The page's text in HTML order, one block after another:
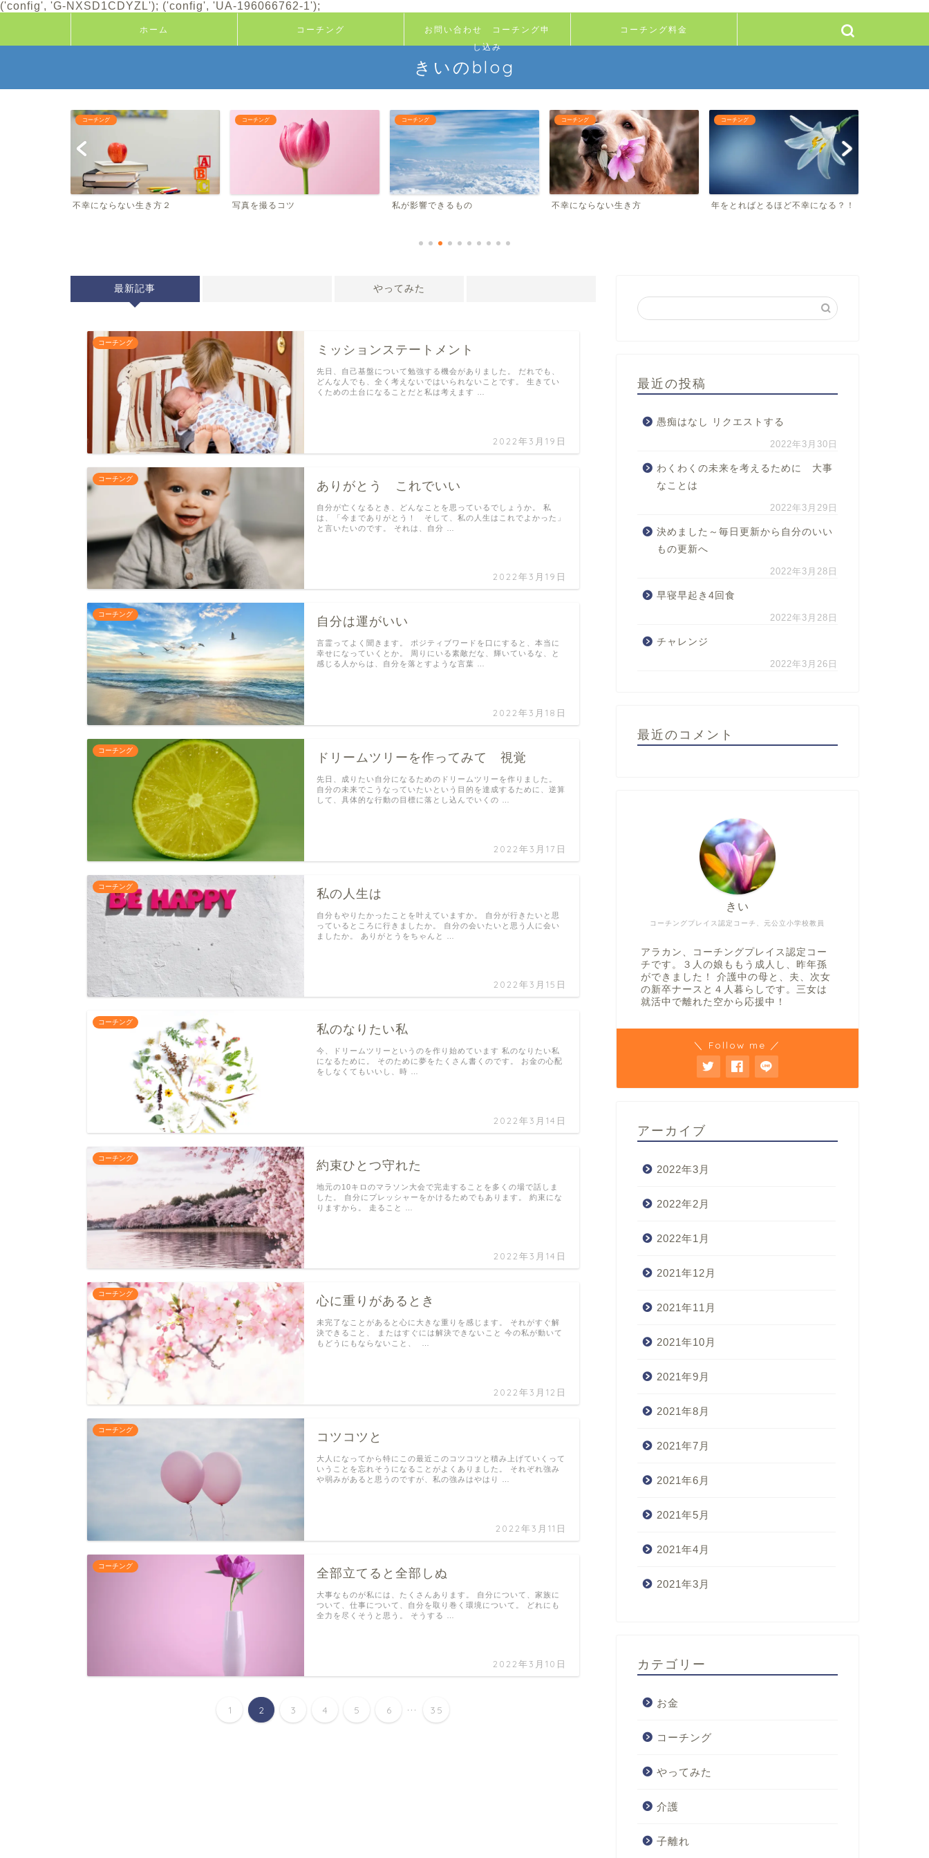
('config', 'G-NXSD1CDYZL'); ('config', 'UA-196066762-1');
ホーム コーチング
お問い合わせ コーチング申
し込み
コーチング料金
きいのblog
コーチング
不幸にならない生き方２
コーチング
写真を撮るコツ
コーチング
私が影響できるもの
コーチング
不幸にならない生き方
コーチング
年をとればとるほど不幸になる？！
最新記事 やってみた
コーチング
ミッションステートメント
2022年3月19日
先日、自己基盤について勉強する機会がありました。 だれでも、
どんな人でも、全く考えないではいられないことです。 生きてい
くための土台になることだと私は考えます …
コーチング
ありがとう これでいい
2022年3月19日
自分が亡くなるとき、どんなことを思っているでしょうか。 私
は、「今までありがとう！ そして、私の人生はこれでよかった」
と言いたいのです。 それは、自分 …
コーチング
自分は運がいい
2022年3月18日
言霊ってよく聞きます。 ポジティブワードを口にすると、本当に
幸せになっていくとか。 周りにいる素敵だな、輝いているな、と
感じる人からは、自分を落とすような言葉 …
コーチング
ドリームツリーを作ってみて 視覚
2022年3月17日
先日、成りたい自分になるためのドリームツリーを作りました。
自分の未来でこうなっていたいという目的を達成するために、逆算
して、具体的な行動の目標に落とし込んでいくの …
コーチング
私の人生は
2022年3月15日
自分もやりたかったことを叶えていますか。 自分が行きたいと思
っているところに行きましたか。 自分の会いたいと思う人に会い
ましたか。 ありがとうをちゃんと …
コーチング
私のなりたい私
2022年3月14日
今、ドリームツリーというのを作り始めています 私のなりたい私
になるために。 そのために夢をたくさん書くのです。 お金の心配
をしなくてもいいし、時 …
コーチング
約束ひとつ守れた
2022年3月14日
地元の10キロのマラソン大会で完走することを多くの場で話しま
した。 自分にプレッシャーをかけるためでもあります。 約束にな
りますから。 走ること …
コーチング
心に重りがあるとき
2022年3月12日
未完了なことがあると心に大きな重りを感じます。 それがすぐ解
決できること、 またはすぐには解決できないこと 今の私が動いて
もどうにもならないこと、 …
コーチング
コツコツと
2022年3月11日
大人になってから特にこの最近このコツコツと積み上げていくって
いうことを忘れそうになることがよくありました。 それぞれ強み
や弱みがあると思うのですが、私の強みはやはり …
コーチング
全部立てると全部しぬ
2022年3月10日
大事なものが私には、たくさんあります。 自分について、家族に
ついて、仕事について、自分を取り巻く環境について。 どれにも
全力を尽くそうと思う。 そうする …
1 2 3 4 5 6 ... 35
最近の投稿
愚痴はなし リクエストする
2022年3月30日
わくわくの未来を考えるために 大事
なことは
2022年3月29日
決めました～毎日更新から自分のいい
もの更新へ
2022年3月28日
早寝早起き4回食
2022年3月28日
チャレンジ
2022年3月26日
最近のコメント
コーチングプレイス認定コーチ、元公立小学校教員
きい
アラカン、コーチングプレイス認定コー
チです。３人の娘ももう成人し、昨年孫
ができました！ 介護中の母と、夫、次女
の新卒ナースと４人暮らしです。三女は
就活中で離れた空から応援中！
＼ Follow me ／
アーカイブ
2022年3月
2022年2月
2022年1月
2021年12月
2021年11月
2021年10月
2021年9月
2021年8月
2021年7月
2021年6月
2021年5月
2021年4月
2021年3月
カテゴリー
お金
コーチング
やってみた
介護
子離れ